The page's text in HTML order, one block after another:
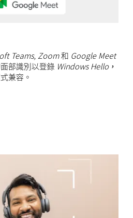
Teams, Zoom和 Google Meet
部識別以登錄 Windows Hello ，
兼容。